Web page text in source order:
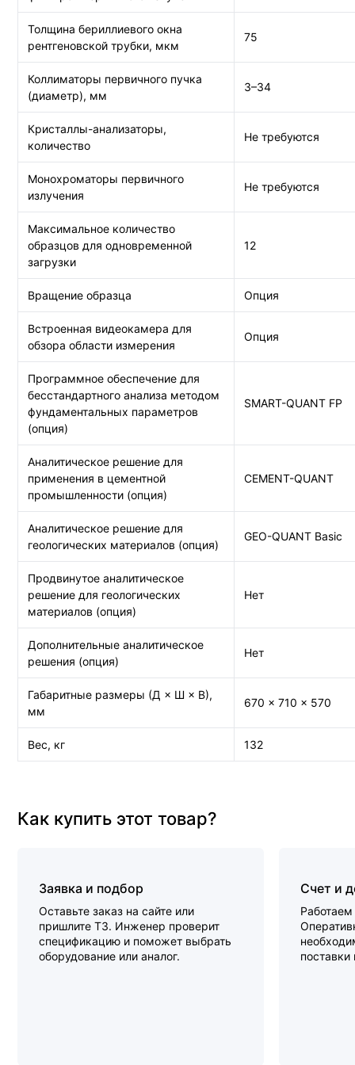
Толщина бериллиевого окна
рентгеновской трубки, мкм
75
Коллиматоры первичного пучка
(диаметр), мм
3–34
Кристаллы-анализаторы,
количество
Не требуются
Монохроматоры первичного
излучения
Не требуются
Максимальное количество
образцов для одновременной
загрузки
12
Вращение образца Опция
Встроенная видеокамера для
обзора области измерения
Опция
Программное обеспечение для
бесстандартного анализа методом
фундаментальных параметров
(опция)
SMART-QUANT FP
Аналитическое решение для
применения в цементной
промышленности (опция)
CEMENT-QUANT
Аналитическое решение для
геологических материалов (опция)
GEO-QUANT Basic
Продвинутое аналитическое
решение для геологических
материалов (опция)
Нет
Дополнительные аналитическое
решения (опция)
Нет
Габаритные размеры (Д × Ш × В),
мм
670 × 710 × 570
Вес, кг 132
Как купить этот товар?
Заявка и подбор
Оставьте заказ на сайте или
пришлите ТЗ. Инженер проверит
спецификацию и поможет выбрать
оборудование или аналог.
Счет и